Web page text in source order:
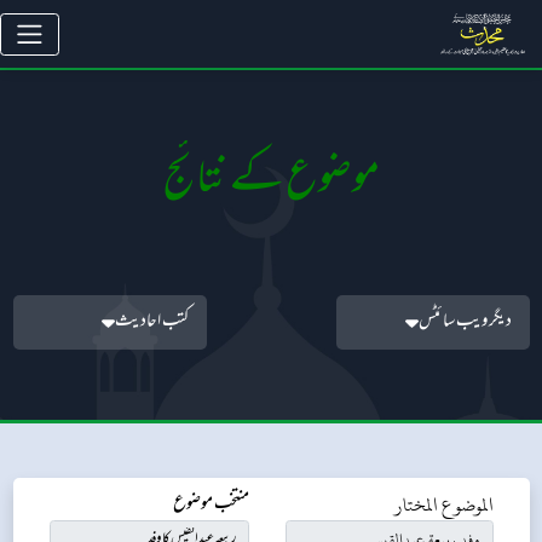
موضوع کے نتائج
دیگر ویب سائٹس کتب احادیث
الموضوع المختار منتخب موضوع